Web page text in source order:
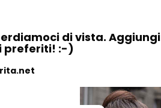
di vista. Aggiungi
preferiti! :-)